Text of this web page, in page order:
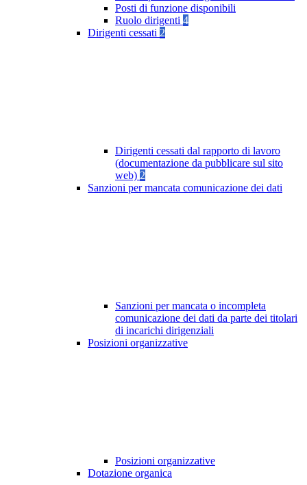
Posti di funzione disponibili
Ruolo dirigenti 4
Dirigenti cessati 2
Dirigenti cessati dal rapporto di lavoro
(documentazione da pubblicare sul sito
web) 2
Sanzioni per mancata comunicazione dei dati
Sanzioni per mancata o incompleta
comunicazione dei dati da parte dei titolari
di incarichi dirigenziali
Posizioni organizzative
Posizioni organizzative
Dotazione organica